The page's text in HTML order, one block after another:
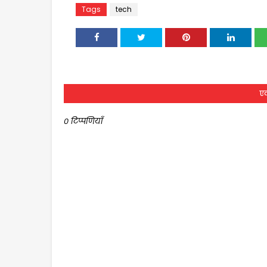
Tags tech
0 टिप्पणियाँ